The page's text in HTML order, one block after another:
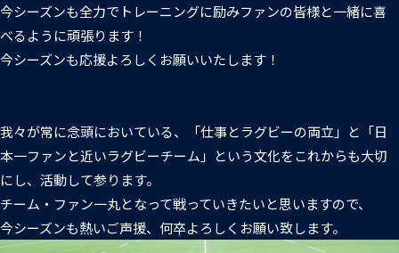
今シーズンも全力でトレーニングに励みファンの皆様と一緒に喜
べるように頑張ります！
今シーズンも応援よろしくお願いいたします！
我々が常に念頭においている、「仕事とラグビーの両立」と「日
本一ファンと近いラグビーチーム」という文化をこれからも大切
にし、活動して参ります。
チーム・ファン一丸となって戦っていきたいと思いますので、
今シーズンも熱いご声援、何卒よろしくお願い致します。